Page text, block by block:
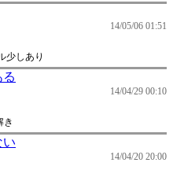
14/05/06 01:51
少しあり
14/04/29 00:10
き
い
14/04/20 20:00